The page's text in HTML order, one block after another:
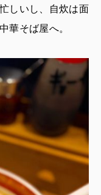
しいし、自炊は面
華そば屋へ。